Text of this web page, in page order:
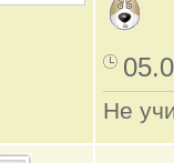
Не